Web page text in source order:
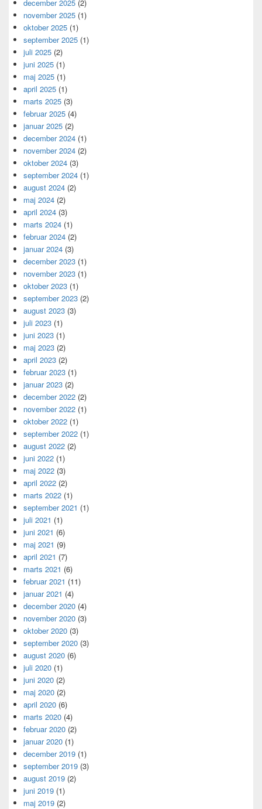
december 2025 (2)
november 2025 (1)
oktober 2025 (1)
september 2025 (1)
juli 2025 (2)
juni 2025 (1)
maj 2025 (1)
april 2025 (1)
marts 2025 (3)
februar 2025 (4)
januar 2025 (2)
december 2024 (1)
november 2024 (2)
oktober 2024 (3)
september 2024 (1)
august 2024 (2)
maj 2024 (2)
april 2024 (3)
marts 2024 (1)
februar 2024 (2)
januar 2024 (3)
december 2023 (1)
november 2023 (1)
oktober 2023 (1)
september 2023 (2)
august 2023 (3)
juli 2023 (1)
juni 2023 (1)
maj 2023 (2)
april 2023 (2)
februar 2023 (1)
januar 2023 (2)
december 2022 (2)
november 2022 (1)
oktober 2022 (1)
september 2022 (1)
august 2022 (2)
juni 2022 (1)
maj 2022 (3)
april 2022 (2)
marts 2022 (1)
september 2021 (1)
juli 2021 (1)
juni 2021 (6)
maj 2021 (9)
april 2021 (7)
marts 2021 (6)
februar 2021 (11)
januar 2021 (4)
december 2020 (4)
november 2020 (3)
oktober 2020 (3)
september 2020 (3)
august 2020 (6)
juli 2020 (1)
juni 2020 (2)
maj 2020 (2)
april 2020 (6)
marts 2020 (4)
februar 2020 (2)
januar 2020 (1)
december 2019 (1)
september 2019 (3)
august 2019 (2)
juni 2019 (1)
maj 2019 (2)